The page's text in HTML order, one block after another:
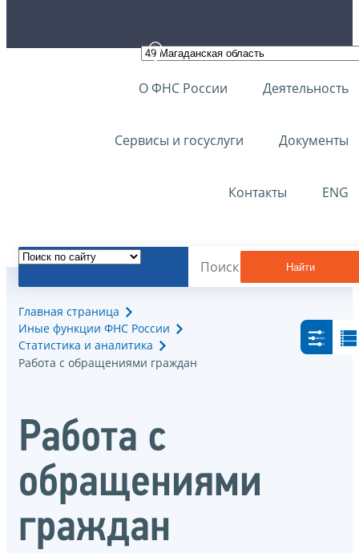
О ФНС России Деятельность
Сервисы и госуслуги Документы
Контакты ENG
Найти
Главная страница
Иные функции ФНС России
Статистика и аналитика
Работа с обращениями граждан
Работа с
обращениями
граждан